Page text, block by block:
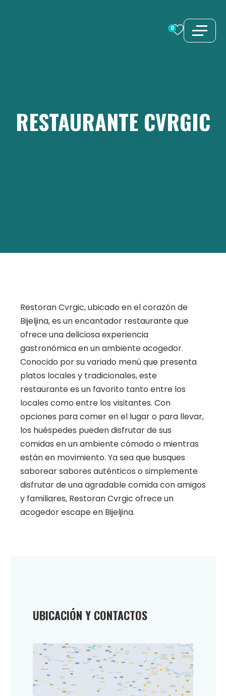
0
RESTAURANTE CVRGIC
Restoran Cvrgic, ubicado en el corazón de
Bijeljina, es un encantador restaurante que
ofrece una deliciosa experiencia
gastronómica en un ambiente acogedor.
Conocido por su variado menú que presenta
platos locales y tradicionales, este
restaurante es un favorito tanto entre los
locales como entre los visitantes. Con
opciones para comer en el lugar o para llevar,
los huéspedes pueden disfrutar de sus
comidas en un ambiente cómodo o mientras
están en movimiento. Ya sea que busques
saborear sabores auténticos o simplemente
disfrutar de una agradable comida con amigos
y familiares, Restoran Cvrgic ofrece un
acogedor escape en Bijeljina.
UBICACIÓN Y CONTACTOS